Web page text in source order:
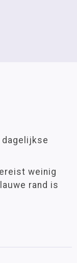
weinig
rand is